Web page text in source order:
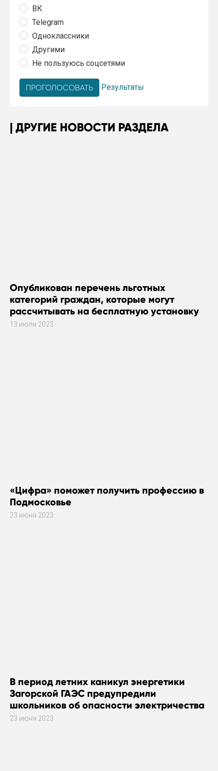
ВК
Telegram
Одноклассники
Другими
Не пользуюсь соцсетями
Результаты
ДРУГИЕ НОВОСТИ РАЗДЕЛА
Опубликован перечень льготных
категорий граждан, которые могут
рассчитывать на бесплатную установку
газового оборудования
13 июля 2023
«Цифра» поможет получить профессию в
Подмосковье
23 июня 2023
В период летних каникул энергетики
Загорской ГАЭС предупредили
школьников об опасности электричества
23 июня 2023